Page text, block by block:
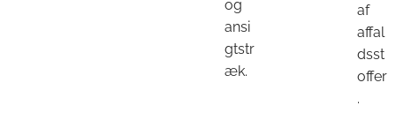
og
ansi
gtstr
æk.
af
affal
dsst
offer
.